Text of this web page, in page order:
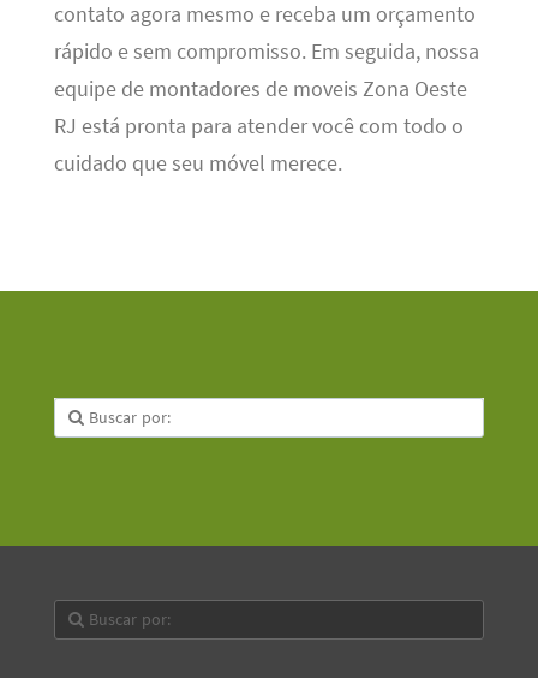
contato agora mesmo e receba um orçamento
rápido e sem compromisso. Em seguida, nossa
equipe de montadores de moveis Zona Oeste
RJ está pronta para atender você com todo o
cuidado que seu móvel merece.